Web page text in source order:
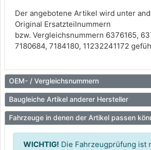
Der angebotene Artikel wird unter
Original Ersatzteilnummern
bzw. Vergleichsnummern 6376165,
7180684, 7184180, 11232241172
OEM- / Vergleichsnummern
Baugleiche Artikel anderer Hersteller
Fahrzeuge in denen der Artikel passen
WICHTIG! Die Fahrzeugprüfung ist